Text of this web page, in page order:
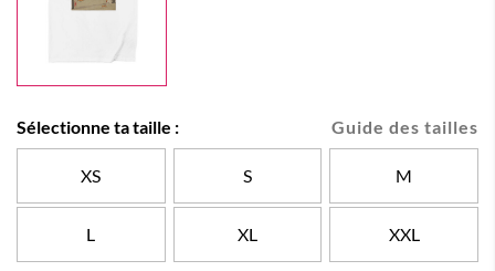
Guide des tailles
Sélectionne ta taille :
XS S M
L XL XXL